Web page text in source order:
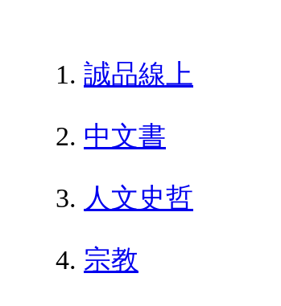
誠品線上
中文書
人文史哲
宗教